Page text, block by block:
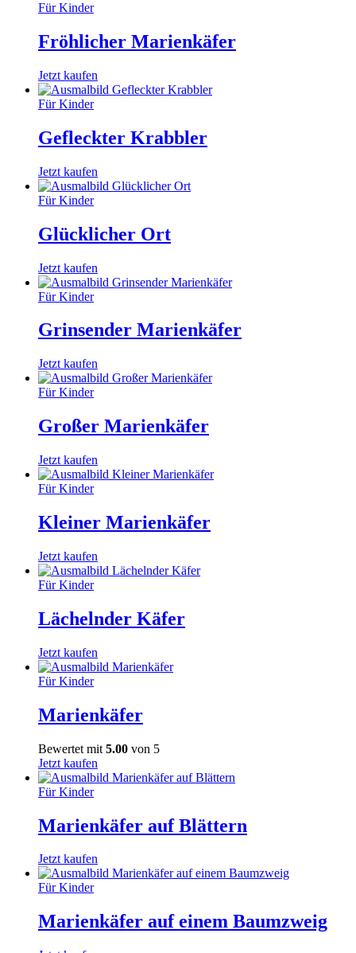
Für Kinder
Fröhlicher Marienkäfer
Jetzt kaufen
Für Kinder
Gefleckter Krabbler
Jetzt kaufen
Für Kinder
Glücklicher Ort
Jetzt kaufen
Für Kinder
Grinsender Marienkäfer
Jetzt kaufen
Für Kinder
Großer Marienkäfer
Jetzt kaufen
Für Kinder
Kleiner Marienkäfer
Jetzt kaufen
Für Kinder
Lächelnder Käfer
Jetzt kaufen
Für Kinder
Marienkäfer
Bewertet mit 5.00 von 5
Jetzt kaufen
Für Kinder
Marienkäfer auf Blättern
Jetzt kaufen
Für Kinder
Marienkäfer auf einem Baumzweig